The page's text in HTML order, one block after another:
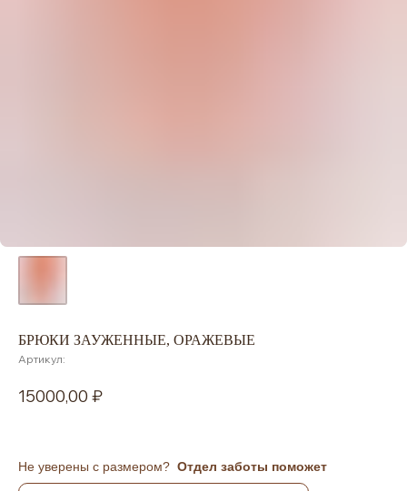
БРЮКИ ЗАУЖЕННЫЕ, ОРАЖЕВЫЕ
Артикул:
15000,00
Не уверены с размером? Отдел заботы поможет